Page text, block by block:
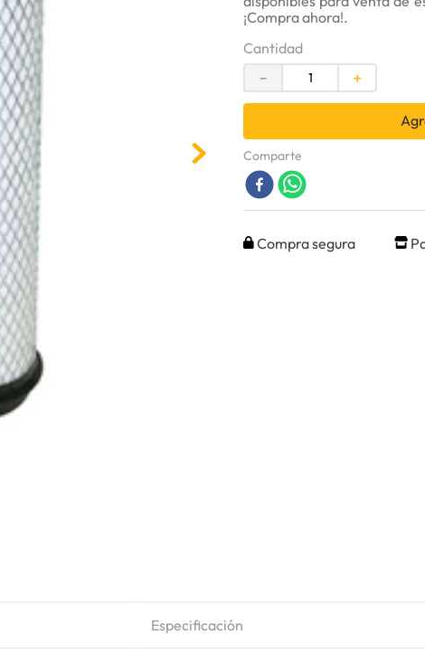
¡Compra ahora!.
Cantidad
＋
－
Comparte
Compra segura
Especificación